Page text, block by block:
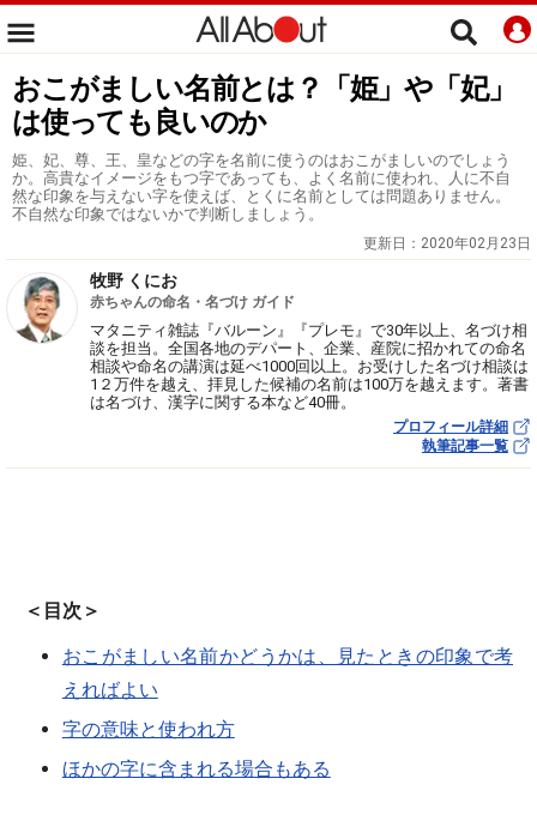
おこがましい名前とは？「姫」や「妃」
は使っても良いのか
姫、妃、尊、王、皇などの字を名前に使うのはおこがましいのでしょう
か。高貴なイメージをもつ字であっても、よく名前に使われ、人に不自
然な印象を与えない字を使えば、とくに名前としては問題ありません。
不自然な印象ではないかで判断しましょう。
更新日： 2020年02月23日
牧野 くにお
赤ちゃんの命名・名づけ ガイド
マタニティ雑誌『バルーン』『プレモ』で30年以上、名づけ相
談を担当。全国各地のデパート、企業、産院に招かれての命名
相談や命名の講演は延べ1000回以上。お受けした名づけ相談は
1２万件を越え、拝見した候補の名前は100万を越えます。著書
は名づけ、漢字に関する本など40冊。
プロフィール詳細
執筆記事一覧
＜目次＞
おこがましい名前かどうかは、見たときの印象で考
えればよい
字の意味と使われ方
ほかの字に含まれる場合もある